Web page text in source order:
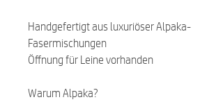
Handgefertigt aus luxuriöser Alpaka-
Fasermischungen
Öffnung für Leine vorhanden
Warum Alpaka?